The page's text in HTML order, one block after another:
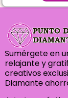
Sumérgete en
relajante y
creativos
Diamante